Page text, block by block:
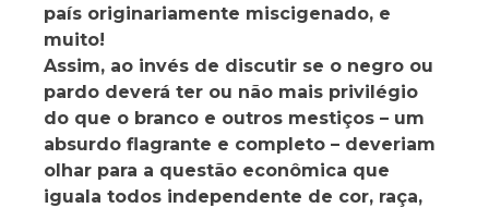
país originariamente miscigenado, e
muito!
Assim, ao invés de discutir se o negro ou
pardo deverá ter ou não mais privilégio
do que o branco e outros mestiços – um
absurdo flagrante e completo – deveriam
olhar para a questão econômica que
iguala todos independente de cor, raça,